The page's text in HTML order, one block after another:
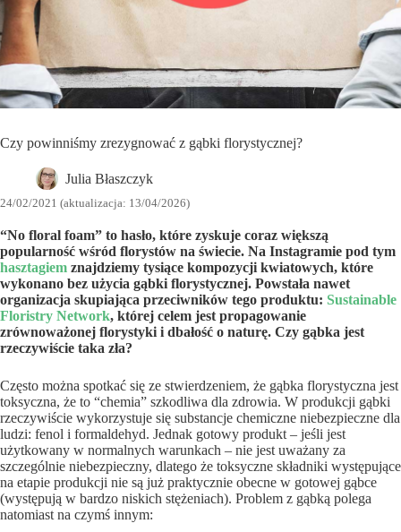
Czy powinniśmy zrezygnować z gąbki florystycznej?
Julia Błaszczyk
24/02/2021 (aktualizacja: 13/04/2026)
“No floral foam” to hasło, które zyskuje coraz większą
popularność wśród florystów na świecie. Na Instagramie pod tym
hasztagiem znajdziemy tysiące kompozycji kwiatowych, które
wykonano bez użycia gąbki florystycznej. Powstała nawet
organizacja skupiająca przeciwników tego produktu: Sustainable
Floristry Network, której celem jest propagowanie
zrównoważonej florystyki i dbałość o naturę. Czy gąbka jest
rzeczywiście taka zła?
Często można spotkać się ze stwierdzeniem, że gąbka florystyczna jest
toksyczna, że to “chemia” szkodliwa dla zdrowia. W produkcji gąbki
rzeczywiście wykorzystuje się substancje chemiczne niebezpieczne dla
ludzi: fenol i formaldehyd. Jednak gotowy produkt – jeśli jest
użytkowany w normalnych warunkach – nie jest uważany za
szczególnie niebezpieczny, dlatego że toksyczne składniki występujące
na etapie produkcji nie są już praktycznie obecne w gotowej gąbce
(występują w bardzo niskich stężeniach). Problem z gąbką polega
natomiast na czymś innym: